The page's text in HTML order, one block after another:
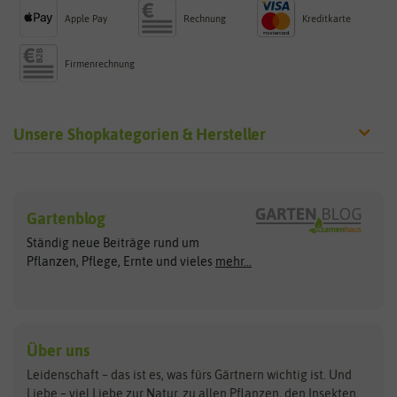
Apple Pay Rechnung Kreditkarte
Firmenrechnung
Unsere Shopkategorien & Hersteller
Exotische Samen
Gemüsesamen
Gründünger
Kräutersamen
Obstsamen
Arche Noah
ASB Greenworld
Benary
Bingenheimer Saatgut
Clever Pots
COMPO
Dürr-Samen
Gartenblog
Ständig neue Beiträge rund um
Pflanzen, Pflege, Ernte und vieles mehr...
Über uns
Leidenschaft – das ist es, was fürs Gärtnern wichtig ist. Und
Liebe – viel Liebe zur Natur, zu allen Pflanzen, den Insekten,